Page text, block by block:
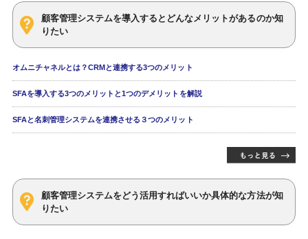
顧客管理システムを導入するとどんなメリットがあるのか知
りたい
オムニチャネルとは？CRMと連携する3つのメリット
SFAを導入する3つのメリットと1つのデメリットを解説
SFAと名刺管理システムを連携させる３つのメリット
顧客管理システムをどう活用すればいいか具体的な方法が知
りたい